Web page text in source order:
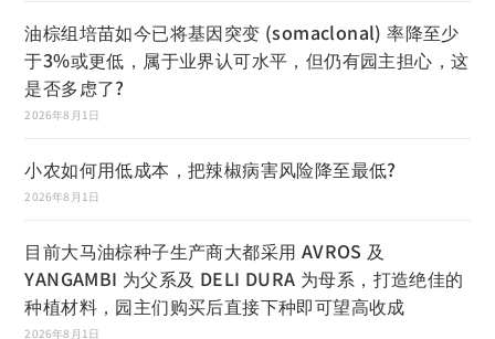
油棕组培苗如今已将基因突变 (somaclonal) 率降至少
于3%或更低，属于业界认可水平，但仍有园主担心，这
是否多虑了?
2026年8月1日
小农如何用低成本，把辣椒病害风险降至最低?
2026年8月1日
目前大马油棕种子生产商大都采用 AVROS 及
YANGAMBI 为父系及 DELI DURA 为母系，打造绝佳的
种植材料，园主们购买后直接下种即可望高收成
2026年8月1日